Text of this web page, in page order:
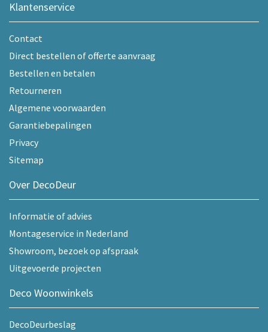
Klantenservice
Contact
Direct bestellen of offerte aanvraag
Bestellen en betalen
Retourneren
Algemene voorwaarden
Garantiebepalingen
Privacy
Sitemap
Over DecoDeur
Informatie of advies
Montageservice in Nederland
Showroom, bezoek op afspraak
Uitgevoerde projecten
Deco Woonwinkels
DecoDeurbeslag